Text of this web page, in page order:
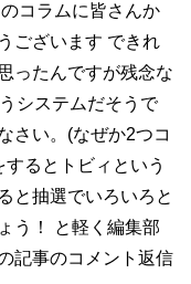
コラムに皆さんか
ございます できれ
ったんですが残念な
システムだそうで
さい。(なぜか2つコ
るとトビィという
と抽選でいろいろと
う！ と軽く編集部
記事のコメント返信